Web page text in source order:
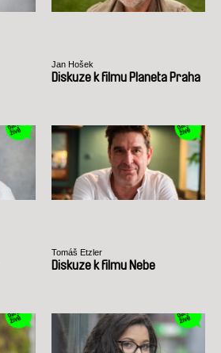
Jan Hošek
Diskuze k filmu Planeta Praha
Tomáš Etzler
Diskuze k filmu Nebe